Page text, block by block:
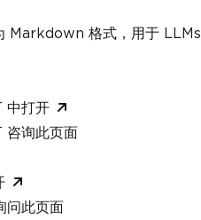
Markdown 格式，用于 LLMs
中打开
咨询此页面
问此页面